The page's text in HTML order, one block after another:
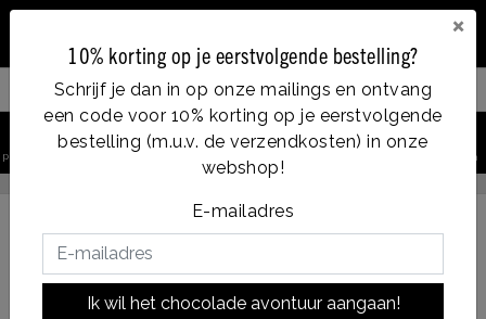
×
10% korting op je eerstvolgende bestelling?
Schrijf je dan in op onze mailings en ontvang
een code voor 10% korting op je eerstvolgende
bestelling (m.u.v. de verzendkosten) in onze
webshop!
E-mailadres
Ik wil het chocolade avontuur aangaan!
Op werkdagen voor 14:00u besteld = dezelfde dag verzonden
Terug naar Chocbar|Assortiment Chocbar
Witte
chocolade
Filter your products
product zoeken Account Winkelwagen